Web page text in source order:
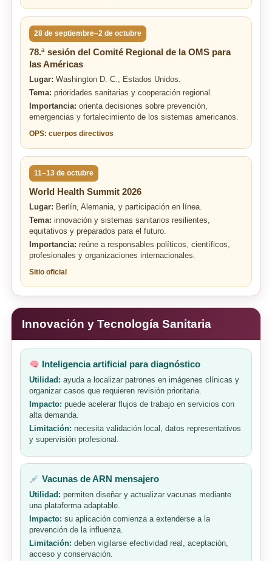
28 de septiembre–2 de octubre
78.ª sesión del Comité Regional de la OMS para
las Américas
Lugar: Washington D. C., Estados Unidos.
Tema: prioridades sanitarias y cooperación regional.
Importancia: orienta decisiones sobre prevención,
emergencias y fortalecimiento de los sistemas americanos.
OPS: cuerpos directivos
11–13 de octubre
World Health Summit 2026
Lugar: Berlín, Alemania, y participación en línea.
Tema: innovación y sistemas sanitarios resilientes,
equitativos y preparados para el futuro.
Importancia: reúne a responsables políticos, científicos,
profesionales y organizaciones internacionales.
Sitio oficial
Innovación y Tecnología Sanitaria
Inteligencia artificial para diagnóstico
Utilidad: ayuda a localizar patrones en imágenes clínicas y
organizar casos que requieren revisión prioritaria.
Impacto: puede acelerar flujos de trabajo en servicios con
alta demanda.
Limitación: necesita validación local, datos representativos
y supervisión profesional.
Vacunas de ARN mensajero
Utilidad: permiten diseñar y actualizar vacunas mediante
una plataforma adaptable.
Impacto: su aplicación comienza a extenderse a la
prevención de la influenza.
Limitación: deben vigilarse efectividad real, aceptación,
acceso y conservación.